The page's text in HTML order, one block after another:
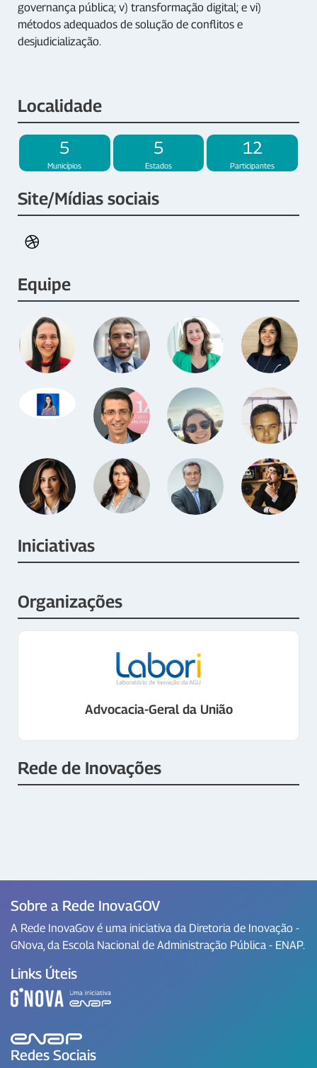
governança pública; v) transformação digital; e vi)
métodos adequados de solução de conflitos e
desjudicialização.
Localidade
5
Municípios
5
Estados
12
Participantes
Site/Mídias sociais
Equipe
Iniciativas
Organizações
Advocacia-Geral da União
Rede de Inovações
Sobre a Rede InovaGOV
A Rede InovaGov é uma iniciativa da Diretoria de Inovação -
GNova, da Escola Nacional de Administração Pública - ENAP.
Links Úteis
Redes Sociais